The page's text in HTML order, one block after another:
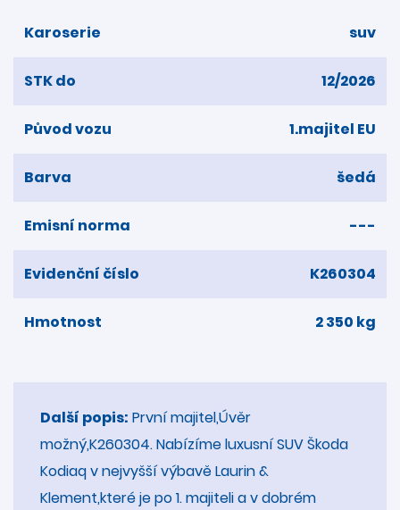
Karoserie suv
STK do 12/2026
Původ vozu 1.majitel EU
Barva šedá
Emisní norma ---
Evidenční číslo K260304
Hmotnost 2 350 kg
Další popis: První majitel,Úvěr
možný,K260304. Nabízíme luxusní SUV Škoda
Kodiaq v nejvyšší výbavě Laurin &
Klement,které je po 1. majiteli a v dobrém